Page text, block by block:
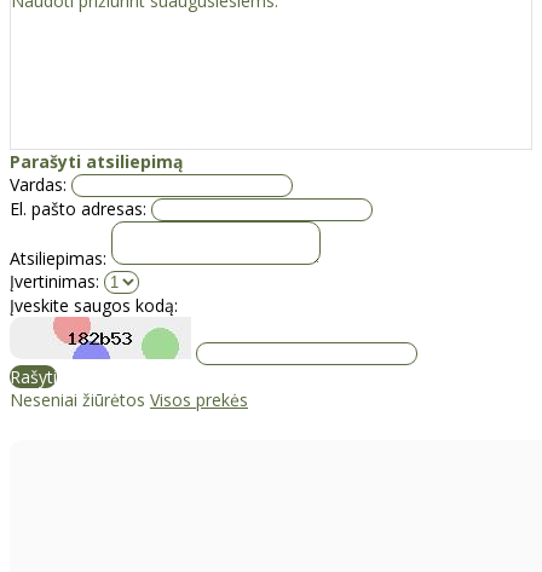
Parašyti atsiliepimą
Vardas:
El. pašto adresas:
Atsiliepimas:
Įvertinimas:
Įveskite saugos kodą:
Rašyti
Neseniai žiūrėtos Visos prekės